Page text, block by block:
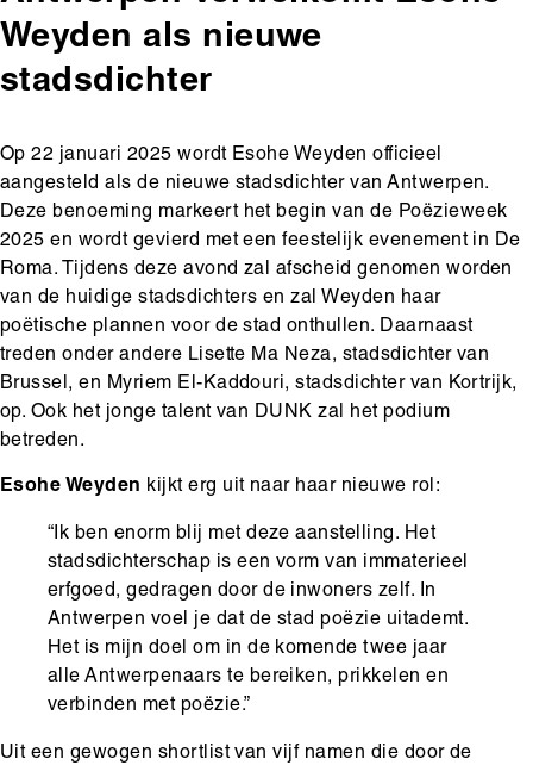
Weyden als nieuwe
stadsdichter
Body
Op 22 januari 2025 wordt Esohe Weyden officieel
aangesteld als de nieuwe stadsdichter van Antwerpen.
Deze benoeming markeert het begin van de Poëzieweek
2025 en wordt gevierd met een feestelijk evenement in De
Roma. Tijdens deze avond zal afscheid genomen worden
van de huidige stadsdichters en zal Weyden haar
poëtische plannen voor de stad onthullen. Daarnaast
treden onder andere Lisette Ma Neza, stadsdichter van
Brussel, en Myriem El-Kaddouri, stadsdichter van Kortrijk,
op. Ook het jonge talent van DUNK zal het podium
betreden.
Esohe Weyden kijkt erg uit naar haar nieuwe rol:
“Ik ben enorm blij met deze aanstelling. Het
stadsdichterschap is een vorm van immaterieel
erfgoed, gedragen door de inwoners zelf. In
Antwerpen voel je dat de stad poëzie uitademt.
Het is mijn doel om in de komende twee jaar
alle Antwerpenaars te bereiken, prikkelen en
verbinden met poëzie.”
Uit een gewogen shortlist van vijf namen die door de